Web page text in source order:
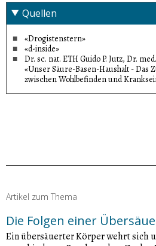
Quellen
«Drogistenstern»
«d-inside»
Dr. sc. nat. ETH Guido P. Jutz, Dr.
«Unser Säure-Basen-Haushalt - Das
zwischen Wohlbefinden und
Artikel zum Thema
Die Folgen einer
Ein übersäuerter Körper wehrt sich